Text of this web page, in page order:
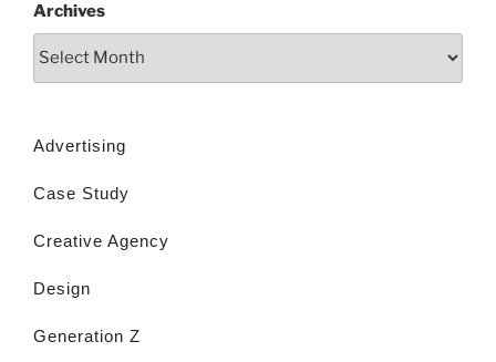
Archives
Advertising
Case Study
Creative Agency
Design
Generation Z